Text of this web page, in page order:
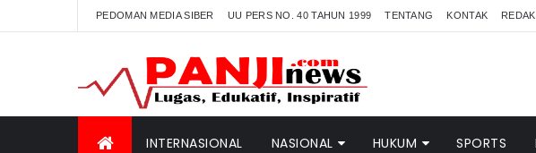
PEDOMAN MEDIA SIBER UU PERS NO. 40 TAHUN 1999 TENTANG KONTAK
INTERNASIONAL NASIONAL HUKUM SPORTS